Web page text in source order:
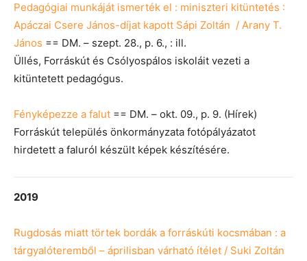
Pedagógiai munkáját ismerték el : miniszteri kitüntetés :
Apáczai Csere János-díjat kapott Sápi Zoltán / Arany T.
János == DM. – szept. 28., p. 6., : ill.
Üllés, Forráskút és Csólyospálos iskoláit vezeti a
kitüntetett pedagógus.
Fényképezze a falut == DM. – okt. 09., p. 9. (Hírek)
Forráskút település önkormányzata fotópályázatot
hirdetett a faluról készült képek készítésére.
2019
Rugdosás miatt törtek bordák a forráskúti kocsmában : a
tárgyalóteremből – áprilisban várható ítélet / Suki Zoltán